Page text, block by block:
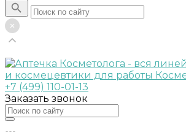
+7 (499) 110-01-13
Заказать звонок